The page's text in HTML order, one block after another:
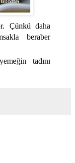
Çünkü daha
beraber
tadını